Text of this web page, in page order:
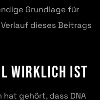
Grundlage für
dieses Beitrags
wirklich ist
gehört, dass DNA